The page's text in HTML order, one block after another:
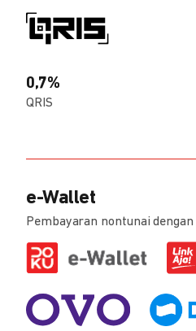
0,7%
QRIS
e-Wallet
Pembayaran nontunai